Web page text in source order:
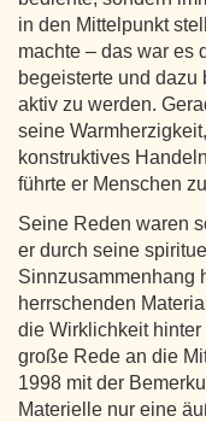
in den Mittelpunkt
machte – das war es
begeisterte und dazu
aktiv zu werden.
seine
konstruktives
führte er Menschen
Seine Reden waren
er durch seine
Sinnzusammenhang
herrschenden
die Wirklichkeit
große Rede an die
1998 mit der
Materielle nur eine